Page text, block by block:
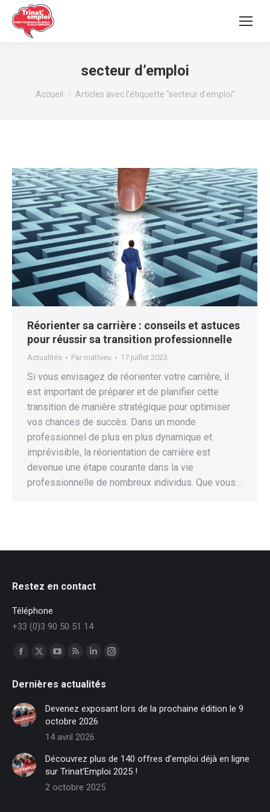
secteur d’emploi
Vous êtes ici :
Accueil Articles avec l’étiquette "secteur d’emploi"
Réorienter sa carrière : conseils et astuces
pour réussir sa transition professionnelle
Actualités Par mathieu 17 juillet 2023
Si vous envisagez de réorienter votre carrière, il
est important de préparer et de planifier cette
transition de manière stratégique pour optimiser
vos chances de succès. Dans un monde
professionnel de plus en plus dynamique et
imprévisible, la réorientation de carrière est
devenue une étape courante dans la vie
professionnelle de nombreux individus. Que vous…
Restez en contact
Téléphone
+33 (0)3 90 50 51 14
Trouvez nous sur :
Facebook
opens
in
new
window
X
opens
new
window
opens
in
new
window
opens
in
new
window
LinkedIn
opens
in
new
window
Instagram
in
Dernières actualités
Devenez exposant lors de la prochaine édition le 9
octobre 2026
14 avril 2026
Découvrez plus de 140 offres d’emploi déjà en ligne
sur Trinat’Emploi 2025 !
2 octobre 2025